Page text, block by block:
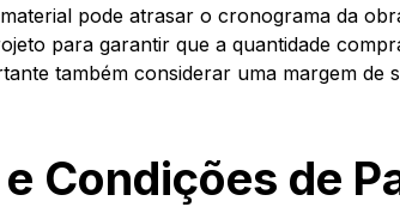
pode atrasar o cronograma da
para garantir que a quantidade
também considerar uma margem de
Condições de